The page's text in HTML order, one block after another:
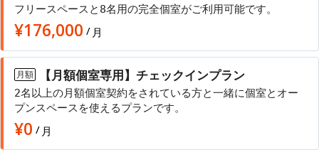
フリースペースと8名用の完全個室がご利用可能です。
¥176,000 / 月
月額 【月額個室専用】チェックインプラン
2名以上の月額個室契約をされている方と一緒に個室とオー
プンスペースを使えるプランです。
¥0 / 月